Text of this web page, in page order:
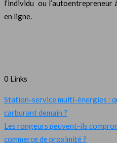
l’individu ou
en ligne.
0 Links
Station-service multi-énergies :
carburant demain ?
Les rongeurs peuvent-ils
commerce de proximité ?